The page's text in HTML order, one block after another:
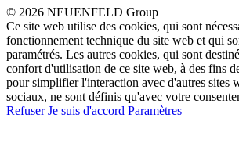
© 2026 NEUENFELD Group
Ce site web utilise des cookies, qui sont
fonctionnement technique du site web et qui
paramétrés. Les autres cookies, qui sont
confort d'utilisation de ce site web, à des fins
pour simplifier l'interaction avec d'autres sites
sociaux, ne sont définis qu'avec votre
RefuserJe suis d'accord Paramètres